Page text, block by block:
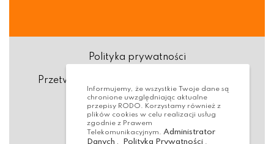
Polityka prywatności
Przetwarzanie danych osobowych (RODO)
Deklaracja dostępności
Dostępność Architektoniczna
Informujemy, że wszystkie Twoje dane są
chronione uwzględniając aktualne
przepisy RODO. Korzystamy również z
plików cookies w celu realizacji usług
zgodnie z Prawem
Telekomunikacyjnym. Administrator
Danych , Polityka Prywatności .